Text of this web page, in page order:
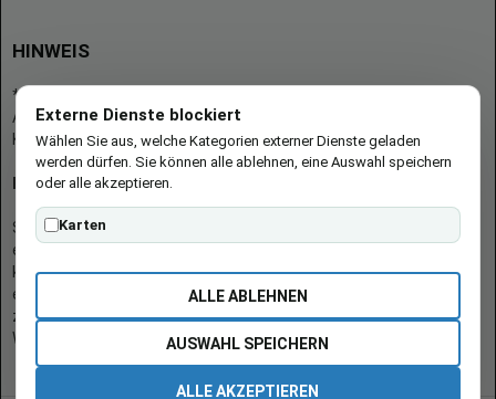
HINWEIS
* = Afilliate-Link (=Werbung)
Als Amazon-Partner verdient der Seitenbetreiber an qualifizierten
Käufen.
Hinweis zu Preisen und Verfügbarkeiten
Sofern Produktpreise und Verfügbarkeiten angezeigt werden,
entsprechen diese dem angegebenen Stand (Datum/Uhrzeit) und
können sich auf der verlinkten Seite jederzeit ändern. Für den Kauf
eines Produkts gelten die Angaben zu Preis und Verfügbarkeit, die
zum Kaufzeitpunkt [auf der/den maßgeblichen Amazon-
Website(s)] angezeigt werden.
Externe Dienste blockiert
Wählen Sie aus, welche Kategorien externer Dienste geladen
werden dürfen. Sie können alle ablehnen, eine Auswahl speichern
oder alle akzeptieren.
Karten
ALLE ABLEHNEN
AUSWAHL SPEICHERN
ALLE AKZEPTIEREN